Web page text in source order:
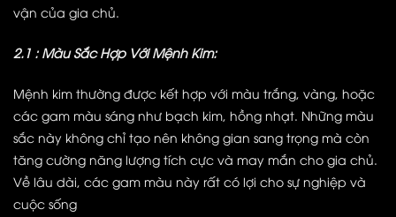
vận của gia chủ.
2.1 : Màu Sắc Hợp Với Mệnh Kim:
Mệnh kim thường được kết hợp với màu trắng, vàng, hoặc
các gam màu sáng như bạch kim, hồng nhạt. Những màu
sắc này không chỉ tạo nên không gian sang trọng mà còn
tăng cường năng lượng tích cực và may mắn cho gia chủ.
Về lâu dài, các gam màu này rất có lợi cho sự nghiệp và
cuộc sống